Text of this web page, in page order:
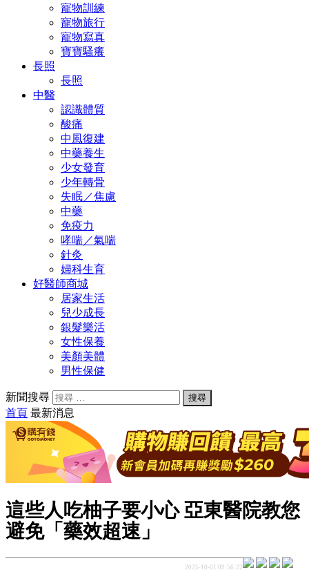
寵物訓練
寵物旅行
寵物寫真
寶寶騷癢
長照
長照
中醫
認識體質
酸痛
中風復建
中藥養生
少女發育
少年轉骨
失眠／焦慮
中藥
免疫力
哮喘／氣喘
針灸
婦科生育
好醫師商城
居家生活
兒少成長
銀髮樂活
女性保養
美顏美體
男性保健
新聞搜尋
首頁 最新消息
這些人吃柚子要小心 亞東醫院教您
避免「藥效超速」
2025-10-01 09:56:22